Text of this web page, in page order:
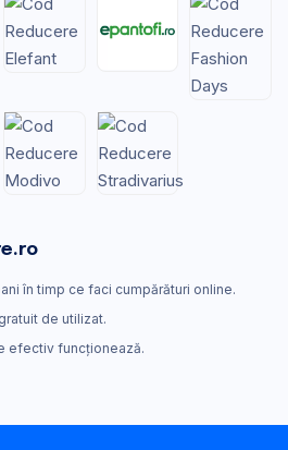
în timp ce faci cumpărături online.
de utilizat.
efectiv funcţionează.